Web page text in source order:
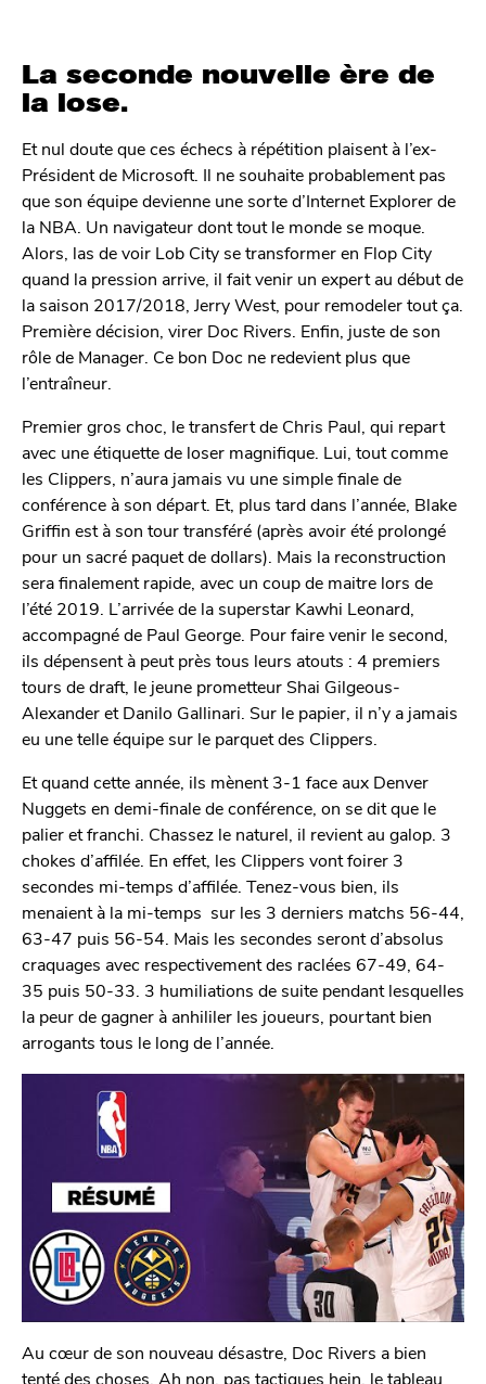
La seconde nouvelle ère de
la lose.
Et nul doute que ces échecs à répétition plaisent à l’ex-
Président de Microsoft. Il ne souhaite probablement pas
que son équipe devienne une sorte d’Internet Explorer de
la NBA. Un navigateur dont tout le monde se moque.
Alors, las de voir Lob City se transformer en Flop City
quand la pression arrive, il fait venir un expert au début de
la saison 2017/2018, Jerry West, pour remodeler tout ça.
Première décision, virer Doc Rivers. Enfin, juste de son
rôle de Manager. Ce bon Doc ne redevient plus que
l’entraîneur.
Premier gros choc, le transfert de Chris Paul, qui repart
avec une étiquette de loser magnifique. Lui, tout comme
les Clippers, n’aura jamais vu une simple finale de
conférence à son départ. Et, plus tard dans l’année, Blake
Griffin est à son tour transféré (après avoir été prolongé
pour un sacré paquet de dollars). Mais la reconstruction
sera finalement rapide, avec un coup de maitre lors de
l’été 2019. L’arrivée de la superstar Kawhi Leonard,
accompagné de Paul George. Pour faire venir le second,
ils dépensent à peut près tous leurs atouts : 4 premiers
tours de draft, le jeune prometteur Shai Gilgeous-
Alexander et Danilo Gallinari. Sur le papier, il n’y a jamais
eu une telle équipe sur le parquet des Clippers.
Et quand cette année, ils mènent 3-1 face aux Denver
Nuggets en demi-finale de conférence, on se dit que le
palier et franchi. Chassez le naturel, il revient au galop. 3
chokes d’affilée. En effet, les Clippers vont foirer 3
secondes mi-temps d’affilée. Tenez-vous bien, ils
menaient à la mi-temps sur les 3 derniers matchs 56-44,
63-47 puis 56-54. Mais les secondes seront d’absolus
craquages avec respectivement des raclées 67-49, 64-
35 puis 50-33. 3 humiliations de suite pendant lesquelles
la peur de gagner à anhililer les joueurs, pourtant bien
arrogants tous le long de l’année.
Au cœur de son nouveau désastre, Doc Rivers a bien
tenté des choses. Ah non, pas tactiques hein, le tableau